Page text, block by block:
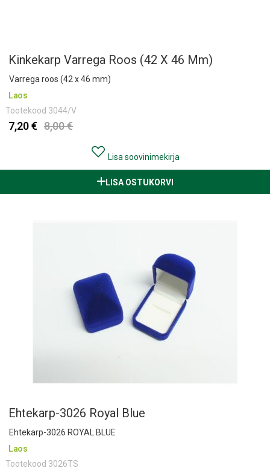
Kinkekarp Varrega Roos (42 X 46 Mm)
Varrega roos (42 x 46 mm)
Laos
Tootekood 3044/V
7,20 € 8,00 €
Lisa soovinimekirja
LISA OSTUKORVI
Ehtekarp-3026 Royal Blue
Ehtekarp-3026 ROYAL BLUE
Laos
Tootekood 3026TS